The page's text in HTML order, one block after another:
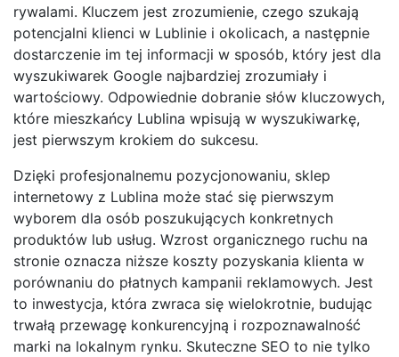
rywalami. Kluczem jest zrozumienie, czego szukają
potencjalni klienci w Lublinie i okolicach, a następnie
dostarczenie im tej informacji w sposób, który jest dla
wyszukiwarek Google najbardziej zrozumiały i
wartościowy. Odpowiednie dobranie słów kluczowych,
które mieszkańcy Lublina wpisują w wyszukiwarkę,
jest pierwszym krokiem do sukcesu.
Dzięki profesjonalnemu pozycjonowaniu, sklep
internetowy z Lublina może stać się pierwszym
wyborem dla osób poszukujących konkretnych
produktów lub usług. Wzrost organicznego ruchu na
stronie oznacza niższe koszty pozyskania klienta w
porównaniu do płatnych kampanii reklamowych. Jest
to inwestycja, która zwraca się wielokrotnie, budując
trwałą przewagę konkurencyjną i rozpoznawalność
marki na lokalnym rynku. Skuteczne SEO to nie tylko